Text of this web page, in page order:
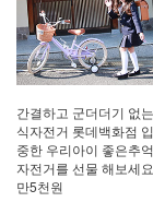
간결하고 군더더기 없
식자전거 롯데백화점
중한 우리아이 좋은추
자전거를 선물 해보세
만5천원